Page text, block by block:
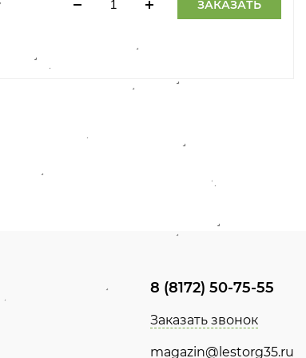
ЗАКАЗАТЬ
8 (8172) 50-75-55
Заказать звонок
magazin@lestorg35.ru